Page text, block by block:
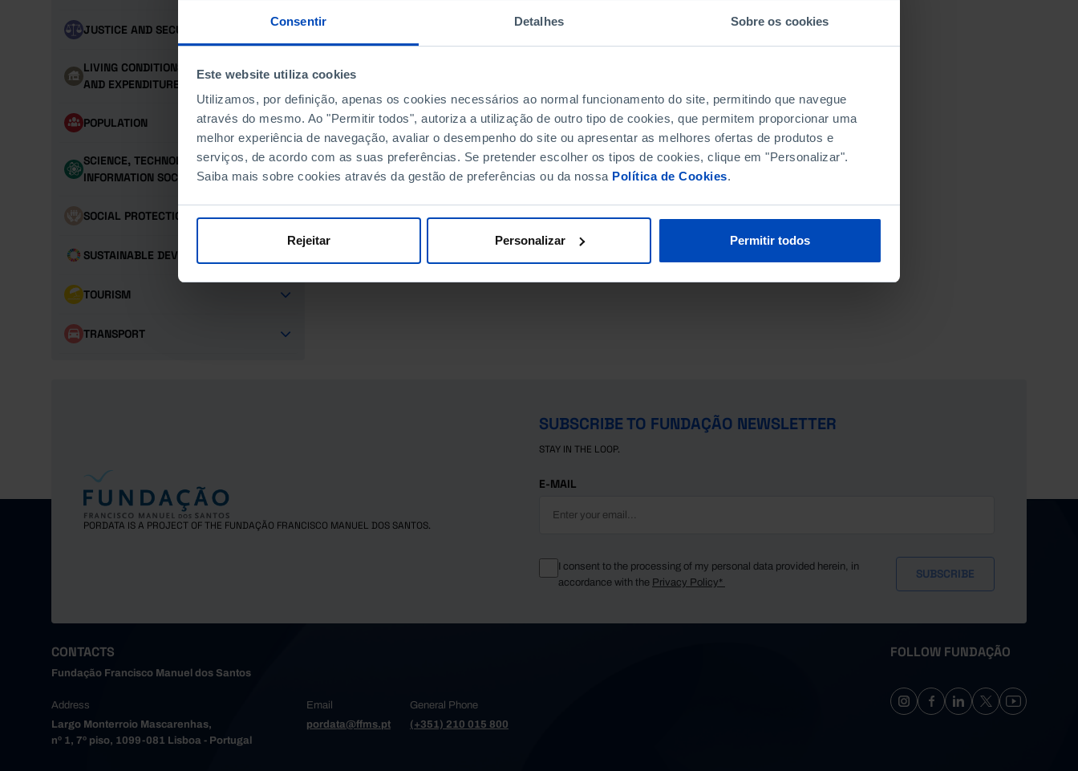
Consentir Detalhes Sobre os cookies
Este website utiliza cookies
Utilizamos, por definição, apenas os cookies necessários ao normal funcionamento do site, permitindo que navegue
através do mesmo. Ao "Permitir todos", autoriza a utilização de outro tipo de cookies, que permitem proporcionar uma
melhor experiência de navegação, avaliar o desempenho do site ou apresentar as melhores ofertas de produtos e
serviços, de acordo com as suas preferências. Se pretender escolher os tipos de cookies, clique em "Personalizar".
Saiba mais sobre cookies através da gestão de preferências ou da nossa Política de Cookies.
Rejeitar Personalizar Permitir todos
JUSTICE AND SECURITY
LIVING CONDITIONS, FAMILY INCOME
AND EXPENDITURE
POPULATION
SCIENCE, TECHNOLOGY AND
INFORMATION SOCIETY
SOCIAL PROTECTION
SUSTAINABLE DEVELOPMENT GOALS
TOURISM
TRANSPORT
PORDATA IS A PROJECT OF THE FUNDAÇÃO FRANCISCO MANUEL DOS SANTOS.
SUBSCRIBE TO FUNDAÇÃO NEWSLETTER
STAY IN THE LOOP.
E-MAIL
I consent to the processing of my personal data provided herein, in
accordance with the Privacy Policy*
CONTACTS
Fundação Francisco Manuel dos Santos
Address
Largo Monterroio Mascarenhas,
nº 1, 7º piso, 1099-081 Lisboa - Portugal
Email
pordata@ffms.pt
General Phone
(+351) 210 015 800
FOLLOW FUNDAÇÃO